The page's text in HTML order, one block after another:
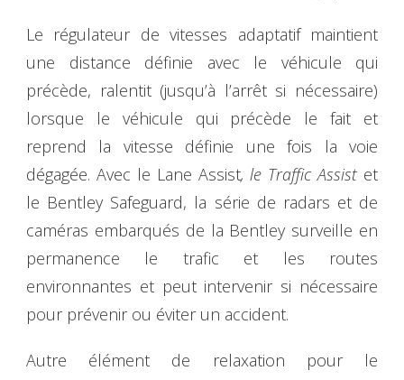
Le régulateur de vitesses adaptatif maintient
une distance définie avec le véhicule qui
précède, ralentit (jusqu’à l’arrêt si nécessaire)
lorsque le véhicule qui précède le fait et
reprend la vitesse définie une fois la voie
dégagée. Avec le Lane Assist, le Traffic Assist et
le Bentley Safeguard, la série de radars et de
caméras embarqués de la Bentley surveille en
permanence le trafic et les routes
environnantes et peut intervenir si nécessaire
pour prévenir ou éviter un accident.
Autre élément de relaxation pour le